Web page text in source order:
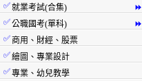
⏩
✅就業考試(合集)
⏩
✅公職國考(單科)
✅ 商用、財經、股票
✅繪圖、專業設計
✅專業、幼兒教學